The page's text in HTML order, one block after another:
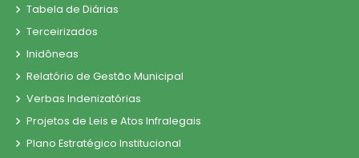
Tabela de Diárias
Terceirizados
Inidôneas
Relatório de Gestão Municipal
Verbas Indenizatórias
Projetos de Leis e Atos Infralegais
Plano Estratégico Institucional